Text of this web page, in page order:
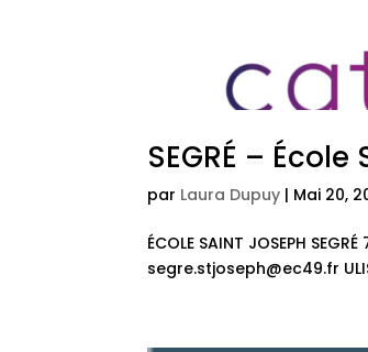
SEGRÉ –
par Laura Dupuy | Mai 20,
ÉCOLE SAINT JOSEPH
segre.stjoseph@ec49.fr